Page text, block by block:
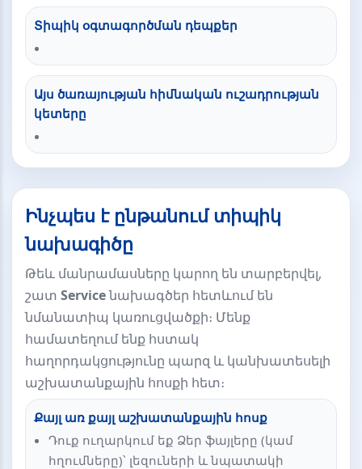
Տիպիկ օգտագործման դեպքեր
Այս ծառայության հիմնական ուշադրության
կետերը
Ինչպես է ընթանում տիպիկ
նախագիծը
Թեև մանրամասները կարող են տարբերվել,
շատ Serviceնախագծեր հետևում են
նմանատիպ կառուցվածքի։ Մենք
համատեղում ենք հստակ
հաղորդակցությունը պարզ և կանխատեսելի
աշխատանքային հոսքի հետ։
Քայլ առ քայլ աշխատանքային հոսք
Դուք ուղարկում եք Ձեր ֆայլերը (կամ
հղումները)՝ լեզուների և նպատակի